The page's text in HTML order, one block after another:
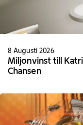
8 Augusti 2026
Miljonvinst till
Chansen